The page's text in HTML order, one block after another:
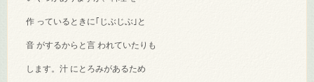
作 っているときに｢じぶじぶ｣と
音 がするからと言 われていたりも
します。汁 にとろみがあるため